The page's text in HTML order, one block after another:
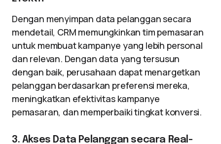
Dengan menyimpan data pelanggan secara
mendetail, CRM memungkinkan tim pemasaran
untuk membuat kampanye yang lebih personal
dan relevan. Dengan data yang tersusun
dengan baik, perusahaan dapat menargetkan
pelanggan berdasarkan preferensi mereka,
meningkatkan efektivitas kampanye
pemasaran, dan memperbaiki tingkat konversi.
3. Akses Data Pelanggan secara Real-